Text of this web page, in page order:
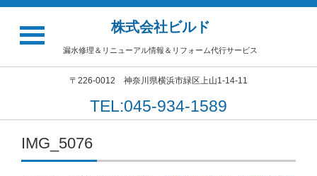
株式会社ビルド
漏水修理＆リニューアル情報＆リフォーム代行サービス
〒226-0012 神奈川県横浜市緑区上山1-14-11
TEL:045-934-1589
IMG_5076